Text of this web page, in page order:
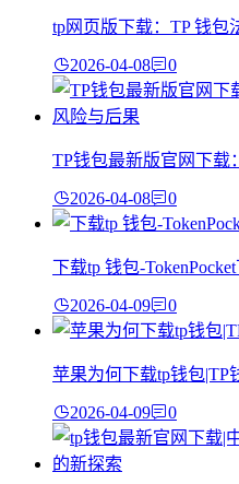
tp网页版下载：TP 钱包
2026-04-08 0
TP钱包最新版官网下载
2026-04-08 0
下载tp 钱包-
2026-04-09 0
苹果为何下载tp钱包|TP
2026-04-09 0